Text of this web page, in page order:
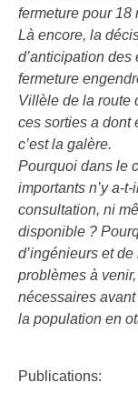
fermeture pour 18
Là encore, la
d’anticipation
fermeture
Villèle de la route
ces sorties a dont
c’est la galère.
Pourquoi dans le
importants n’y a-
consultation, ni
disponible ?
d’ingénieurs et
problèmes à
nécessaires
la population en
Publications: